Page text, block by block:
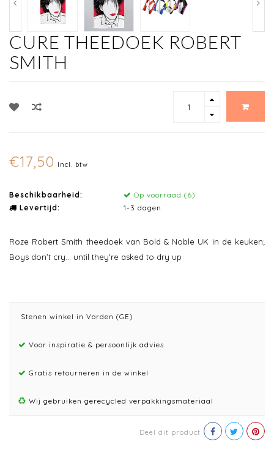
CURE THEEDOEK ROBERT
SMITH
€17,50 Incl. btw
Beschikbaarheid:
Op voorraad (6)
Levertijd:
1-3 dagen
Roze Robert Smith theedoek van Bold & Noble UK in de keuken;
Boys don't cry... until they're asked to dry up
Stenen winkel in Vorden (GE)
Voor inspiratie & persoonlijk advies
Gratis retourneren in de winkel
Wij gebruiken gerecycled verpakkingsmateriaal
Deel dit product